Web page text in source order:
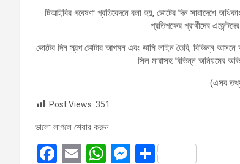
টিআইবির গবেষণা প্রতিবেদনে বলা হয়, ভোটের দিন সারাদেশে
প্রতিপক্ষের প্রার্থীদের
ভোটের দিন স্বল্প ভোটার আগমন এবং ডামি লাইন তৈরি, বিভিন্ন আসনে
সিল মারাসহ বিভিন্ন অনিয়মের
(এসব
Post Views: 351
ভালো লাগলে শেয়ার করুন
F
E
W M S